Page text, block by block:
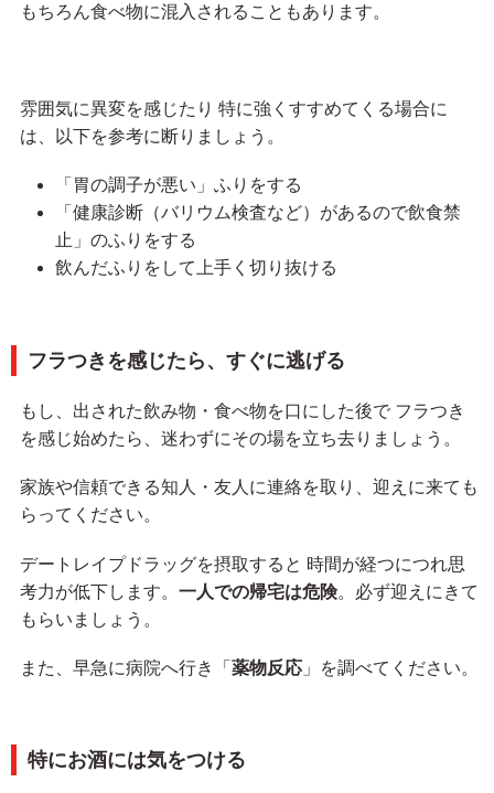
もちろん食べ物に混入されることもあります。
雰囲気に異変を感じたり 特に強くすすめてくる場合に
は、以下を参考に断りましょう。
「胃の調子が悪い」ふりをする
「健康診断（バリウム検査など）があるので飲食禁
止」のふりをする
飲んだふりをして上手く切り抜ける
フラつきを感じたら、すぐに逃げる
もし、出された飲み物・食べ物を口にした後で フラつき
を感じ始めたら、迷わずにその場を立ち去りましょう。
家族や信頼できる知人・友人に連絡を取り、迎えに来ても
らってください。
デートレイプドラッグを摂取すると 時間が経つにつれ思
考力が低下します。 一人での帰宅は危険。必ず迎えにきて
もらいましょう。
また、早急に病院へ行き「 薬物反応」を調べてください。
特にお酒には気をつける